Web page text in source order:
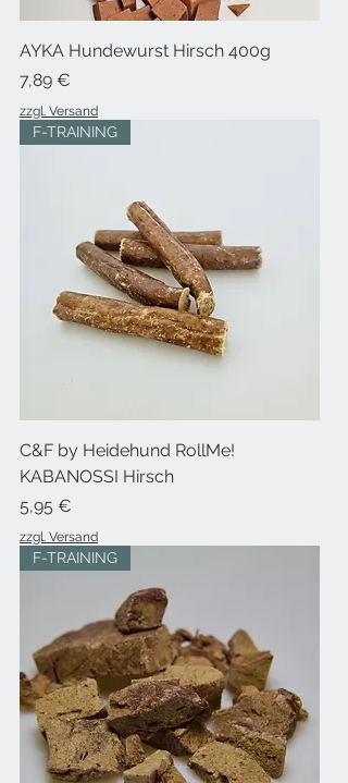
AYKA Hundewurst Hirsch 400g
Preis
7,89 €
zzgl. Versand
F-TRAINING
C&F by Heidehund RollMe!
KABANOSSI Hirsch
Preis
5,95 €
zzgl. Versand
F-TRAINING